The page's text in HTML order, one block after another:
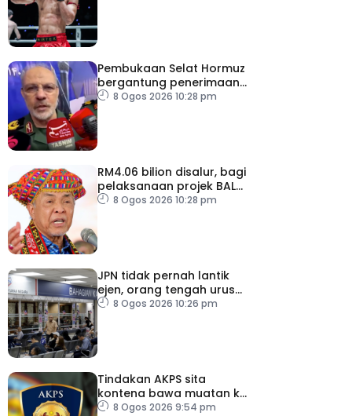
Pembukaan Selat Hormuz
bergantung penerimaan
AS – IRGC
8 Ogos 2026 10:28 pm
RM4.06 bilion disalur, bagi
pelaksanaan projek BALB
di Sabah
8 Ogos 2026 10:28 pm
JPN tidak pernah lantik
ejen, orang tengah urus
dokumentasi
8 Ogos 2026 10:26 pm
Tindakan AKPS sita
kontena bawa muatan ke
Israel bukti ketegasan
8 Ogos 2026 9:54 pm